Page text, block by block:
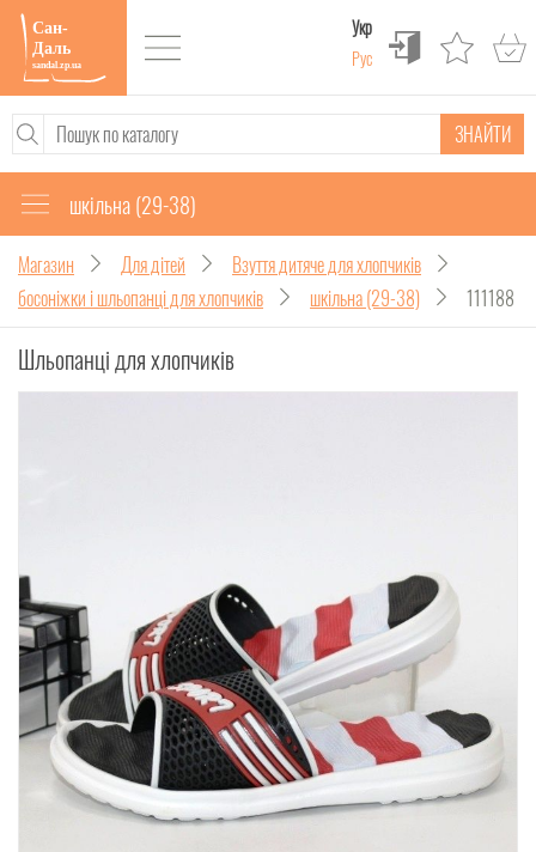
Укр
Рус
ЗНАЙТИ
шкільна (29-38)
Магазин Для дітей
Взуття дитяче для хлопчиків
босоніжки і шльопанці для хлопчиків
шкільна (29-38) 111188
Шльопанці для хлопчиків